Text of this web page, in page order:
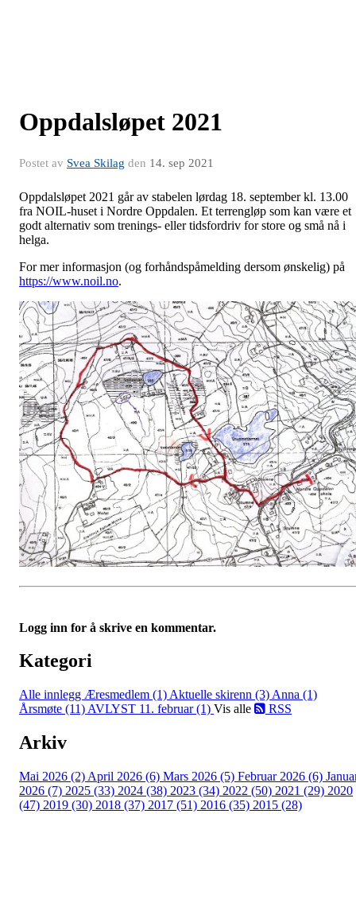
Oppdalsløpet 2021
Postet av Svea Skilag den 14. sep 2021
Oppdalsløpet 2021 går av stabelen lørdag 18. september kl. 13.00
fra NOIL-huset i Nordre Oppdalen. Et terrengløp som kan være et
godt alternativ som trenings- eller tidsfordriv for store og små nå i
helga.
For mer informasjon (og forhåndspåmelding dersom ønskelig) på
https://www.noil.no.
Logg inn for å skrive en kommentar.
Kategori
Alle innlegg Æresmedlem (1) Aktuelle skirenn (3) Anna (1)
Årsmøte (11) AVLYST 11. februar (1) Vis alle RSS
Arkiv
Mai 2026 (2) April 2026 (6) Mars 2026 (5) Februar 2026 (6)
2026 (7) 2025 (33) 2024 (38) 2023 (34) 2022 (50) 2021 (29) 2020
(47) 2019 (30) 2018 (37) 2017 (51) 2016 (35) 2015 (28)